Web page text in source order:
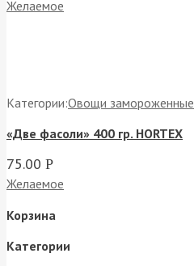
Желаемое
Категории:Овощи замороженные
«Две фасоли» 400 гр. HORTEX
75.00 Р
Желаемое
Корзина
Категории